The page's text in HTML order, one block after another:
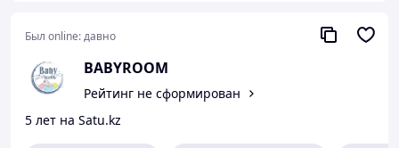
С МАЯТНИКОМ
свободно вентилировать матрас.
Стенки не опускаются. Но можно не устанавливать
кровати.
Был online:давно
BABYROOM
Рейтинг не сформирован
5 лет на Satu.kz